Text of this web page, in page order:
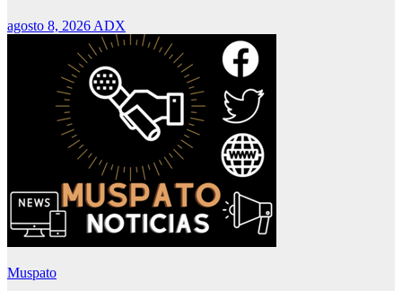
agosto 8, 2026 ADX
Muspato